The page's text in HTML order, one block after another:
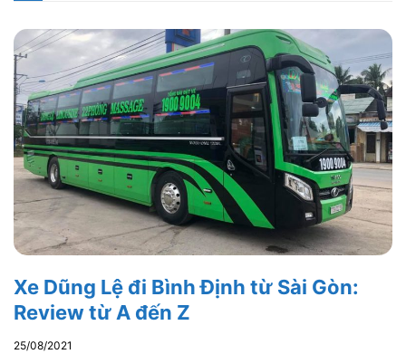
Xe Dũng Lệ đi Bình Định từ Sài Gòn:
Review từ A đến Z
25/08/2021